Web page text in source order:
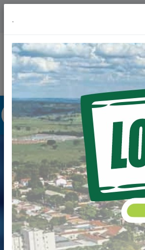
CONCURSOS E
PROCESSOS
SELETIVOS
.